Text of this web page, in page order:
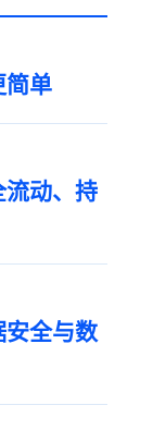
简单
动、持
全与数